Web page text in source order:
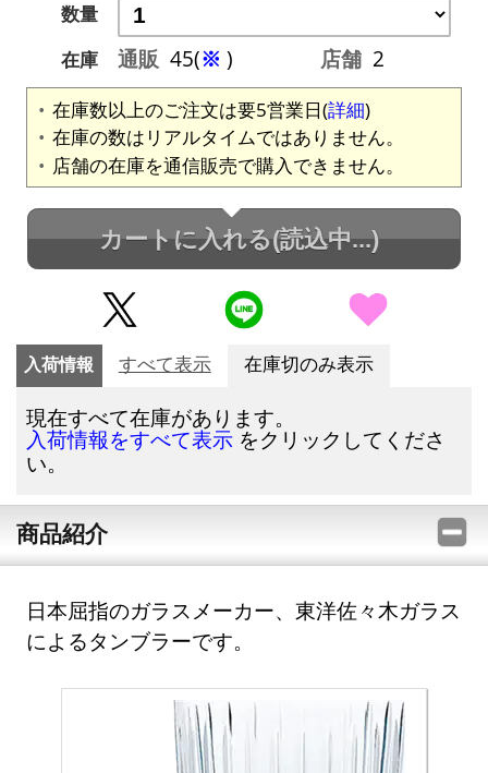
数量
在庫
通販 45(※ ) 店舗 2
在庫数以上のご注文は要5営業日(詳細)
在庫の数はリアルタイムではありません。
店舗の在庫を通信販売で購入できません。
カートに入れる(読込中...)
入荷情報 すべて表示 在庫切のみ表示
現在すべて在庫があります。
入荷情報をすべて表示 をクリックしてくださ
い。
商品紹介
日本屈指のガラスメーカー、東洋佐々木ガラス
によるタンブラーです。